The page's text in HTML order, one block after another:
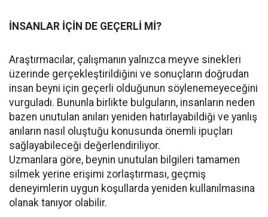
İNSANLAR İÇİN DE GEÇERLİ Mİ?
Araştırmacılar, çalışmanın yalnızca meyve sinekleri
üzerinde gerçekleştirildiğini ve sonuçların doğrudan
insan beyni için geçerli olduğunun söylenemeyeceğini
vurguladı. Bununla birlikte bulguların, insanların neden
bazen unutulan anıları yeniden hatırlayabildiği ve yanlış
anıların nasıl oluştuğu konusunda önemli ipuçları
sağlayabileceği değerlendiriliyor.
Uzmanlara göre, beynin unutulan bilgileri tamamen
silmek yerine erişimi zorlaştırması, geçmiş
deneyimlerin uygun koşullarda yeniden kullanılmasına
olanak tanıyor olabilir.